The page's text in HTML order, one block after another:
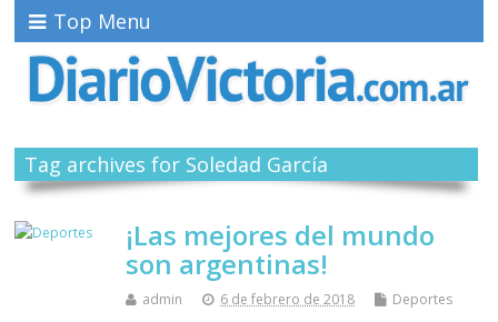
Top Menu
Tag archives for Soledad García
¡Las mejores del mundo
son argentinas!
admin 6 de febrero de 2018 Deportes